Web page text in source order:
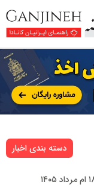
دسته بندی اخبار